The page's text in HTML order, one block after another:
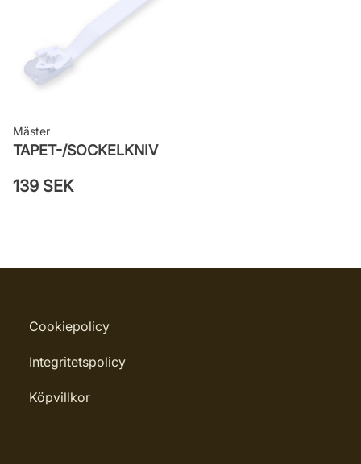
Mäster
TAPET-/SOCKELKNIV
139 SEK
Cookiepolicy
Integritetspolicy
Köpvillkor